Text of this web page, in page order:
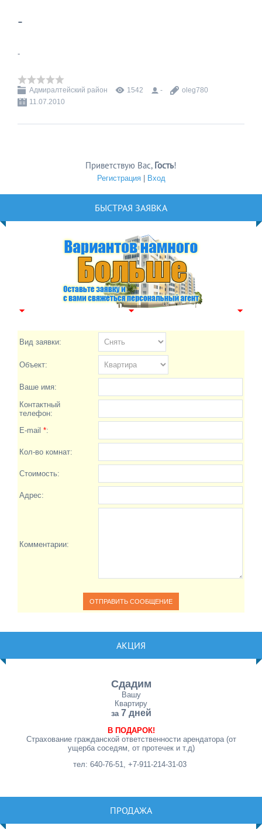
-
-
Адмиралтейский район 1542 -
oleg780
11.07.2010
Приветствую Вас, Гость!
Регистрация| Вход
БЫСТРАЯ ЗАЯВКА
Вид заявки:
Объект:
Ваше имя:
Контактный
телефон:
E-mail *:
Кол-во комнат:
Стоимость:
Адрес:
Комментарии:
АКЦИЯ
Сдадим
Вашу
Квартиру
за 7 дней
В ПОДАРОК!
Страхование гражданской ответственности арендатора (от
ущерба соседям, от протечек и т.д)
тел: 640-76-51, +7-911-214-31-03
ПРОДАЖА